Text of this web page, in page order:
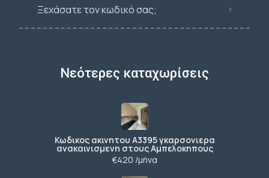
Ξεχάσατε τον κωδικό σας;
Νεότερες καταχωρίσεις
Κωδικος ακινητου Α3395 γκαρσονιερα
ανακαινισμενη στους Αμπελοκηπους
€420 /μήνα